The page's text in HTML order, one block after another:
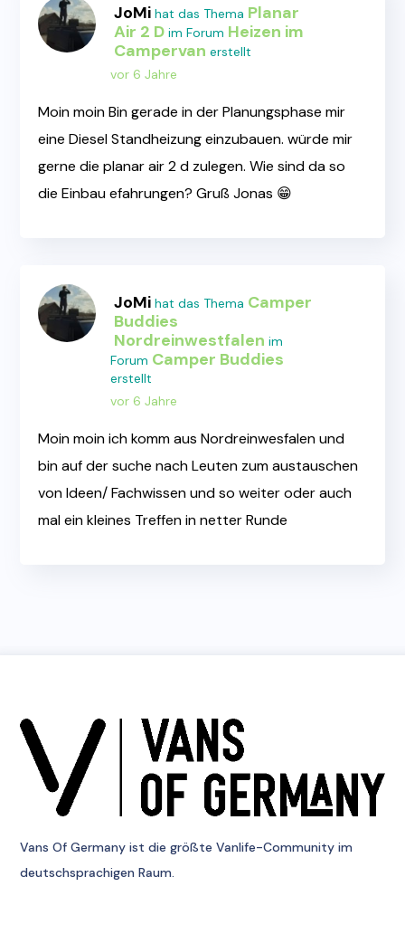
JoMi hat das Thema Planar
Air 2 D im Forum Heizen im
Campervan erstellt
vor 6 Jahre
Moin moin Bin gerade in der Planungsphase mir
eine Diesel Standheizung einzubauen. würde mir
gerne die planar air 2 d zulegen. Wie sind da so
die Einbau efahrungen? Gruß Jonas 😁
JoMi hat das Thema Camper
Buddies
Nordreinwestfalen im
Forum Camper Buddies
erstellt
vor 6 Jahre
Moin moin ich komm aus Nordreinwesfalen und
bin auf der suche nach Leuten zum austauschen
von Ideen/ Fachwissen und so weiter oder auch
mal ein kleines Treffen in netter Runde
Vans Of Germany ist die größte Vanlife-Community im
deutschsprachigen Raum.